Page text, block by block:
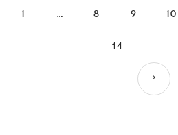
1 8 9 10
14 …
›